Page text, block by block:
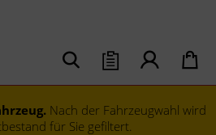
Nach der Fahrzeugwahl wird
für Sie gefiltert.